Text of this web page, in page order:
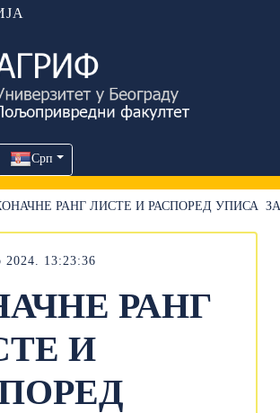
Срп
РАНГ ЛИСТЕ И РАСПОРЕД УПИСА
2024. 13:23:36
РАНГ
И